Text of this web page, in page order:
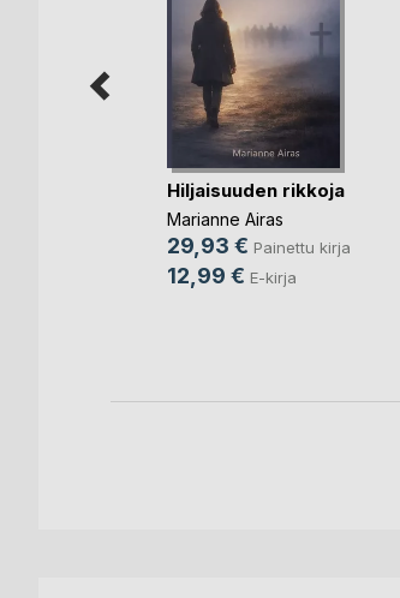
Hiljaisuuden rikkoja
Marianne Airas
29,93 € Painettu kirja
12,99 € E-kirja